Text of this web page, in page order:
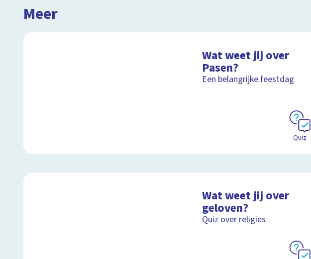
Meer
Wat weet jij over
Pasen?
Een belangrijke feestdag
Quiz
Wat weet jij over
geloven?
Quiz over religies